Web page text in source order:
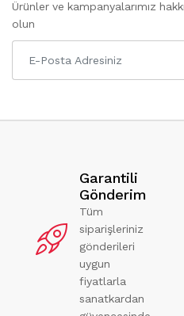
Ürünler ve kampanyalarımız
olun
Garantili
Gönderim
Tüm
siparişleriniz
gönderileri
uygun
fiyatlarla
sanatkardan